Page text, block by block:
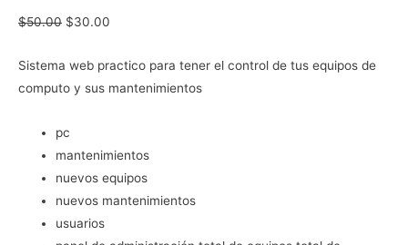
$50.00 El
original
era:
$30.00
actual
es:
Sistema web practico para tener el control de tus equipos de
computo y sus mantenimientos
pc
mantenimientos
nuevos equipos
nuevos mantenimientos
usuarios